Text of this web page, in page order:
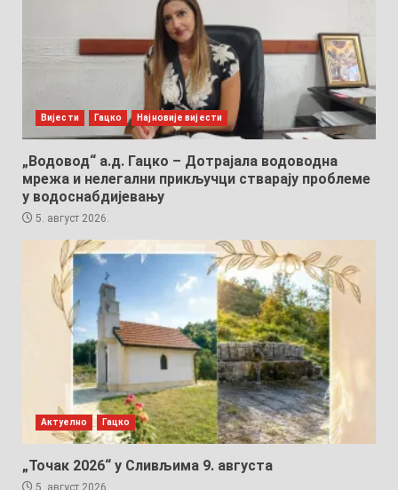
Вијести Гацко Најновије вијести
„Водовод“ а.д. Гацко – Дотрајала водоводна
мрежа и нелегални прикључци стварају проблеме
у водоснабдијевању
5. август 2026.
Актуелно Гацко
„Точак 2026“ у Сливљима 9. августа